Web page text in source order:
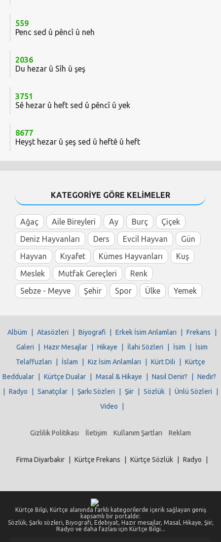
559
Penc sed û pêncî û neh
2036
Du hezar û Sîh û şeş
3751
Sê hezar û heft sed û pêncî û yek
8677
Heyşt hezar û şeş sed û heftê û heft
KATEGORİYE GÖRE KELİMELER
Ağaç Aile Bireyleri Ay Burç
Çiçek
Deniz Hayvanları
Ders Evcil Hayvan
Gün
Hayvan
Kıyafet Kümes Hayvanları
Kuş
Meslek
Mutfak Gereçleri
Renk
Sebze - Meyve
Şehir Spor Ülke Yemek
Albüm Atasözleri Biyografi Erkek İsim Anlamları Frekans
Galeri
Hazır Mesajlar Hikaye İlahi Sözleri İsim
İsim
Telaffuzları
İslam Kız İsim Anlamları Kürt Dili
Kürtçe
Beddualar
Kürtçe Dualar Masal & Hikaye Nasıl Denir?
Nedir?
Radyo Sanatçılar Şarkı Sözleri Şiir Sözlük Ünlü Sözleri
Video
Gizlilik Politikası İletişim Kullanım Şartları Reklam
Firma Diyarbakır Kürtçe Frekans Kürtçe Sözlük Radyo
Kürtçe Bilgi, Kürtçe alanında farklı kategorilerde içerik sağlayan geniş
kapsamlı bir portaldır.
Sözlük, Şarkı sözleri, Biyografi, Edebiyat, Hazır mesajlar, Masal, Hikaye, Şiir,
Radyo ve daha fazlası için Kürtçe Bilgi...